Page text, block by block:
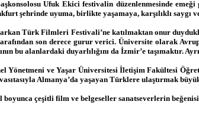
Ufuk Ekici festivalin düzenlenmesinde emeği
şehrinde uyuma, birlikte yaşamaya, karşılıklı saygı ve
Türk Filmleri Festivali’ne katılmaktan onur
son derece gurur verici. Üniversite olarak
bu alanlardaki duyarlılığını da İzmir’e taşımaktır.
Yönetmeni ve Yaşar Üniversitesi İletişim Fakültesi
Almanya’da yaşayan Türklere ulaştırmak
boyunca çeşitli film ve belgeseller sanatseverlerin